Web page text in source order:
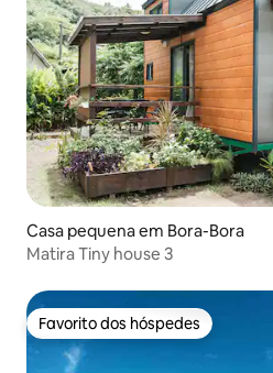
Casa pequena em Bora-Bora
Matira Tiny house 3
Favorito dos hóspedes
Favorito dos hóspedes